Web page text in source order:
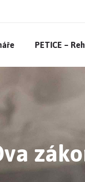
PETICE –